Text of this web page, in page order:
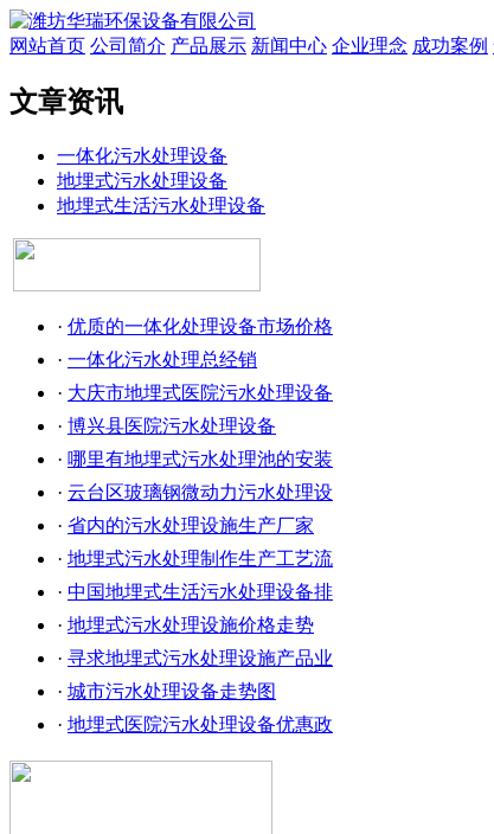
网站首页 公司简介 产品展示 新闻中心 企业理念 成功案例
文章资讯
一体化污水处理设备
地埋式污水处理设备
地埋式生活污水处理设备
· 优质的一体化处理设备市场价格
· 一体化污水处理总经销
· 大庆市地埋式医院污水处理设备
· 博兴县医院污水处理设备
· 哪里有地埋式污水处理池的安装
· 云台区玻璃钢微动力污水处理设
· 省内的污水处理设施生产厂家
· 地埋式污水处理制作生产工艺流
· 中国地埋式生活污水处理设备排
· 地埋式污水处理设施价格走势
· 寻求地埋式污水处理设施产品业
· 城市污水处理设备走势图
· 地埋式医院污水处理设备优惠政